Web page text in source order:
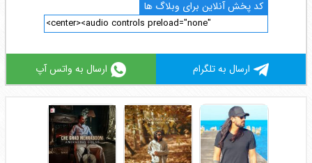
کد پخش آنلاین برای وبلاگ ها
ارسال به تلگرام ارسال به واتس آپ